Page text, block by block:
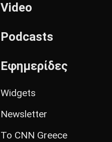
Video
Podcasts
Εφημερίδες
Widgets
Newsletter
Το CNN Greece